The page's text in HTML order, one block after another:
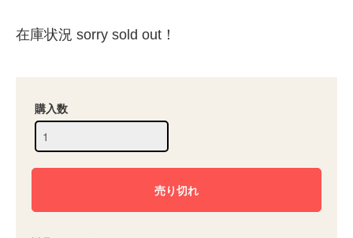
在庫状況 sorry sold out！
購入数